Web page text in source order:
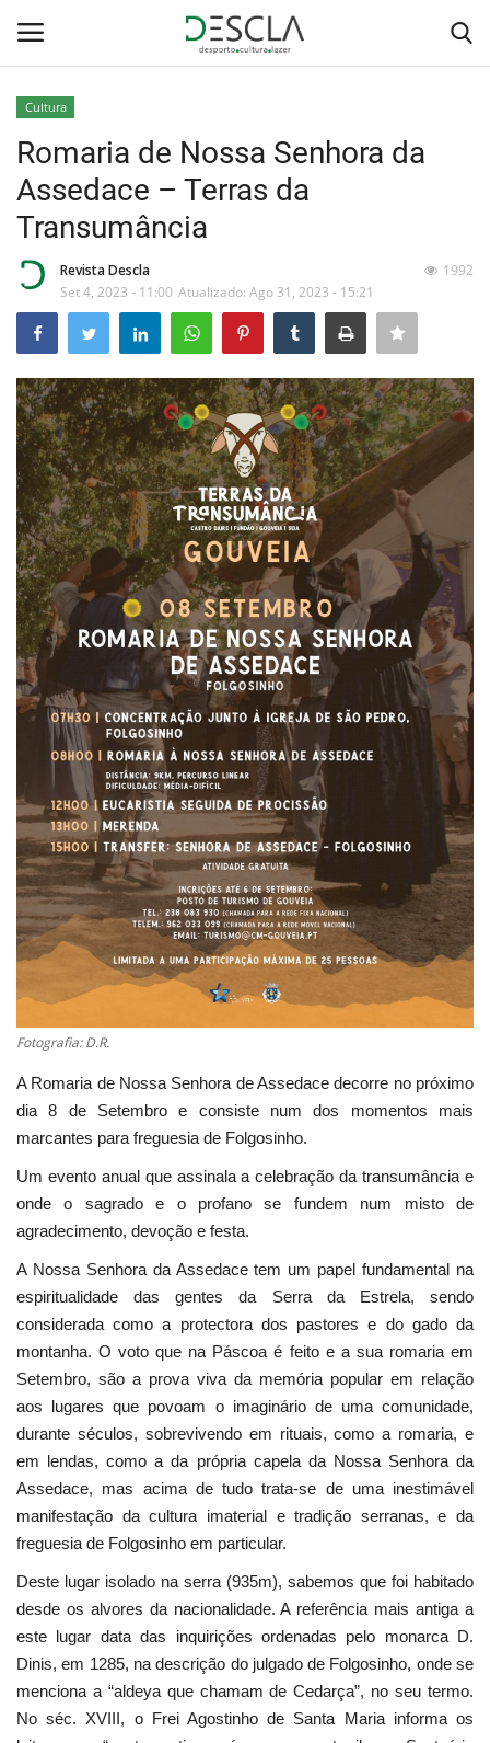
Home
Desporto
Sobre Nós
Educação
Estatuto Editorial
Saúde
Ficha técnica
Cultura
Lazer
Ambiente
Cultura
Romaria de Nossa Senhora da
Assedace – Terras da
Transumância
Revista Descla
Set 4, 2023 - 11:00 Atualizado: Ago 31, 2023 - 15:21
1992
Fotografia: D.R.
A Romaria de Nossa Senhora de Assedace decorre no próximo
dia 8 de Setembro e consiste num dos momentos mais
marcantes para freguesia de Folgosinho.
Um evento anual que assinala a celebração da transumância e
onde o sagrado e o profano se fundem num misto de
agradecimento, devoção e festa.
A Nossa Senhora da Assedace tem um papel fundamental na
espiritualidade das gentes da Serra da Estrela, sendo
considerada como a protectora dos pastores e do gado da
montanha. O voto que na Páscoa é feito e a sua romaria em
Setembro, são a prova viva da memória popular em relação
aos lugares que povoam o imaginário de uma comunidade,
durante séculos, sobrevivendo em rituais, como a romaria, e
em lendas, como a da própria capela da Nossa Senhora da
Assedace, mas acima de tudo trata-se de uma inestimável
manifestação da cultura imaterial e tradição serranas, e da
freguesia de Folgosinho em particular.
Deste lugar isolado na serra (935m), sabemos que foi habitado
desde os alvores da nacionalidade. A referência mais antiga a
este lugar data das inquirições ordenadas pelo monarca D.
Dinis, em 1285, na descrição do julgado de Folgosinho, onde se
menciona a “aldeya que chamam de Cedarça”, no seu termo.
No séc. XVIII, o Frei Agostinho de Santa Maria informa os